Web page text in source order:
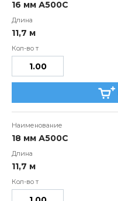
16 мм А500С
11,7 м
18 мм А500С
11,7 м